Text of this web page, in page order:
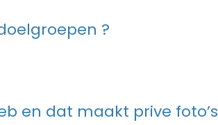
?
en dat maakt prive foto’s